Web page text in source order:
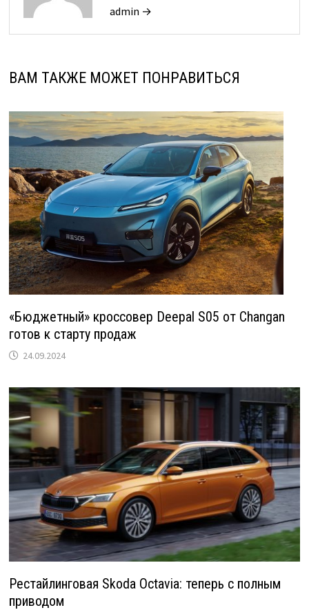
admin →
ВАМ ТАКЖЕ МОЖЕТ ПОНРАВИТЬСЯ
«Бюджетный» кроссовер Deepal S05 от Changan
готов к старту продаж
24.09.2024
Рестайлинговая Skoda Octavia: теперь с полным
приводом